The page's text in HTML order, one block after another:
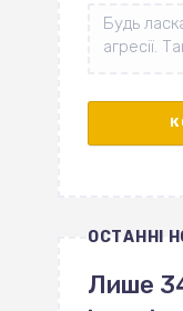
ОСТАННІ
Лише